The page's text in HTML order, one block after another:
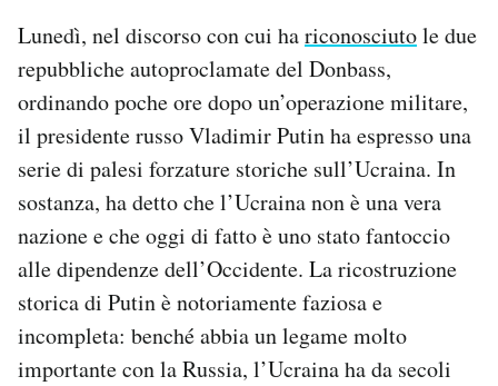
CALENDARIO
AREA PERSONALE
Area Personale
Notifiche mobile
Regala il Post
Hai bisogno di aiuto?
Esci
Lunedì, nel discorso con cui hariconosciutole due
repubbliche autoproclamate del Donbass,
ordinando poche ore dopo un’operazione militare,
il presidente russo Vladimir Putin ha espresso una
serie di palesi forzature storiche sull’Ucraina. In
sostanza, ha detto che l’Ucraina non è una vera
nazione e che oggi di fatto è uno stato fantoccio
alle dipendenze dell’Occidente. La ricostruzione
storica di Putin è notoriamente faziosa e
incompleta: benché abbia un legame molto
importante con la Russia, l’Ucraina ha da secoli